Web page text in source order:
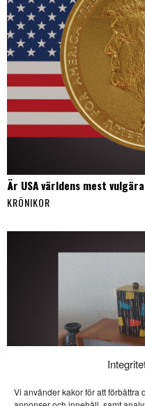
Vi använder kakor för att
Är USA världens mest
KRÖNIKOR